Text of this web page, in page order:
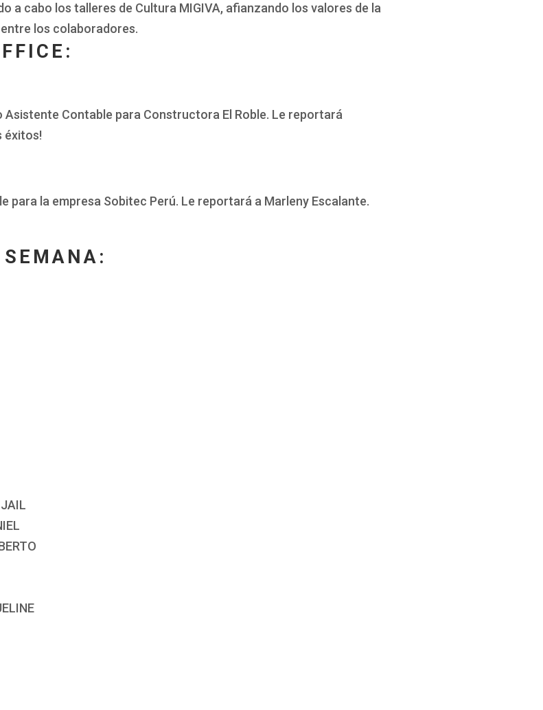
a cabo los talleres de Cultura MIGIVA, afianzando los valores de la
los colaboradores.
Asistente Contable para Constructora El Roble. Le reportará
éxitos!
para la empresa Sobitec Perú. Le reportará a Marleny Escalante.